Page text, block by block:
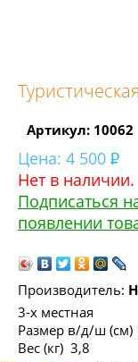
Артикул: 10062
Цена: 4 500
Нет в наличии.
Подписаться
появлении
Производитель:
3-x местная
Размер в/д/ш (см)
Вес (кг) 3,8